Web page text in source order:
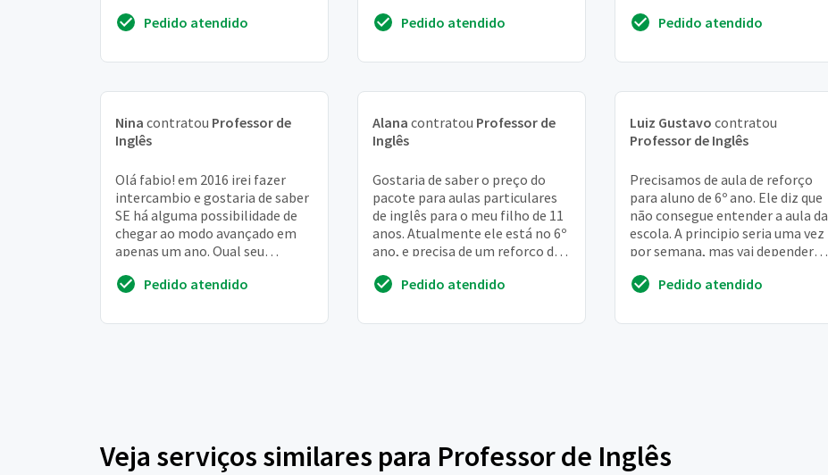
Pedido atendido
desta aula
Pedido atendido
Pedido atendido
Nina contratou Professor de
Inglês
Olá fabio! em 2016 irei fazer
intercambio e gostaria de saber
SE há alguma possibilidade de
chegar ao modo avançado em
apenas um ano. Qual seu
Pedido atendido
Alana contratou Professor de
Inglês
Gostaria de saber o preço do
pacote para aulas particulares
de inglês para o meu filho de 11
anos. Atualmente ele está no 6º
ano, e precisa de um reforço de
matér...Pedido atendido
Luiz Gustavo contratou
Professor de Inglês
Precisamos de aula de reforço
para aluno de 6º ano. Ele diz que
não consegue entender a aula da
escola. A principio seria uma vez
por semana, mas vai depender
Pedido atendido
Veja serviços similares para Professor de Inglês